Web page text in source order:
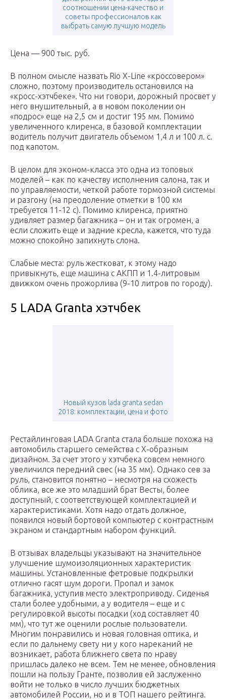
соотношении цена-качество и
советы профессионалов как
выбрать самую лучшую модель
Цена — 900 тыс. руб.
В полном смысле назвать Rio X-Line «кроссовером»
сложно, поэтому производитель остановился на
«кросс-хэтчбеке». Что ни говори, дорожный просвет у
него внушительный, а в новом поколении он
«подрос» еще на 2,5 см и достиг 195 мм. Помимо
увеличенного клиренса, в базовой комплектации
водитель получит двигатель объемом 1,4 л и 100 л. с.
под капотом.
В целом для эконом-класса это одна из топовых
моделей – как по качеству исполнения салона, так и
по управляемости, четкой работе тормозной системы
и разгону (на преодоление отметки в 100 км
требуется 11-12 с). Помимо клиренса, приятно
удивляет размер багажника – он и так огромен, а
если сложить еще и задние кресла, кажется, что туда
можно спокойно запихнуть слона.
Слабые места: руль жестковат, к этому надо
привыкнуть, еще машина с АКПП и 1.4-литровым
движком очень прожорлива (9-10 литров по городу).
5 LADA Granta хэтчбек
Новый кузов lada granta sedan
2018: комплектации, цена и фото
Рестайлинговая LADA Granta стала больше похожа на
автомобиль старшего семейства с X-образным
дизайном. За счет этого у хэтчбека совсем немного
увеличился передний свес (на 35 мм). Однако сев за
руль, становится понятно – несмотря на схожесть
облика, все же это младший брат Весты, более
доступный, с соответствующей комплектацией и
характеристиками. Хотя надо отдать должное,
появился новый бортовой компьютер с контрастным
экраном и стандартным набором функций.
В отзывах владельцы указывают на значительное
улучшение шумоизоляционных характеристик
машины. Установленные фетровые подкрылки
отлично гасят шум дороги. Пропал и замок
багажника, уступив место электроприводу. Сиденья
стали более удобными, а у водителя – еще и с
регулировкой высоты посадки (ход составляет 40
мм), что тут же оценили рослые пользователи.
Многим понравились и новая головная оптика, и
если по дальнему свету ни у кого нареканий не
возникает, работа ближнего света по нраву
пришлась далеко не всем. Тем не менее, обновления
пошли на пользу Гранте, позволив ей заслуженно
войти не только в число лучших бюджетных
автомобилей России, но и в ТОП нашего рейтинга.